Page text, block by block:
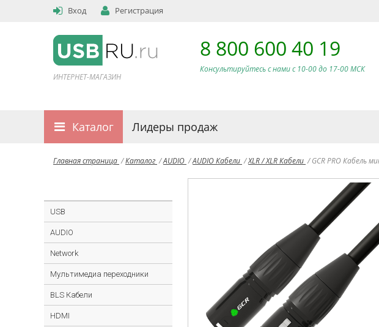
Вход Регистрация
ИНТЕРНЕТ-МАГАЗИН
8 800 600 40 19
Консультируйтесь с нами c 10-00 до 17-00 МСК
Каталог Лидеры продаж
Главная страница /Каталог /AUDIO /AUDIO Кабели /XLR / XLR Кабели / GCR PRO Кабель
USB
AUDIO
Network
Мультимедиа переходники
BLS Кабели
HDMI